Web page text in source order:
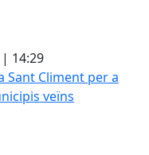
14:29
Climent per a